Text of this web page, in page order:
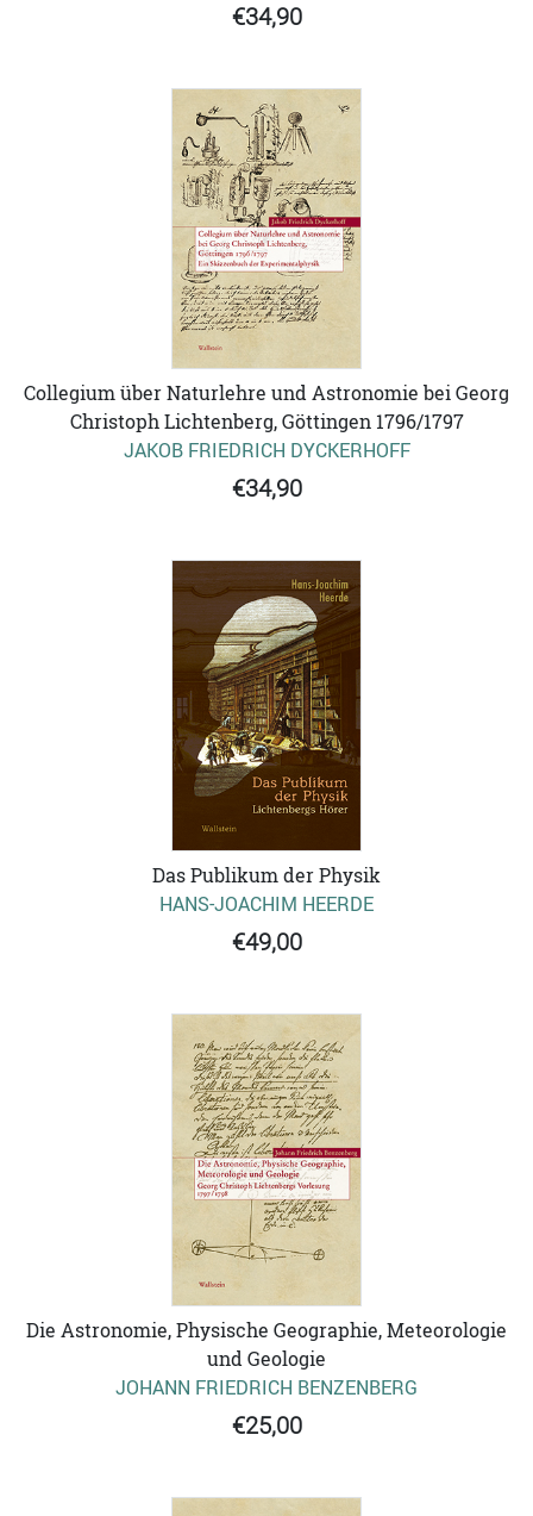
€34,90
Collegium über Naturlehre und Astronomie bei Georg
Christoph Lichtenberg, Göttingen 1796/1797
JAKOB FRIEDRICH DYCKERHOFF
€34,90
Das Publikum der Physik
HANS-JOACHIM HEERDE
€49,00
Die Astronomie, Physische Geographie, Meteorologie
und Geologie
JOHANN FRIEDRICH BENZENBERG
€25,00